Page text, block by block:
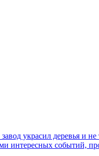
украсил деревья и
интересных событий,